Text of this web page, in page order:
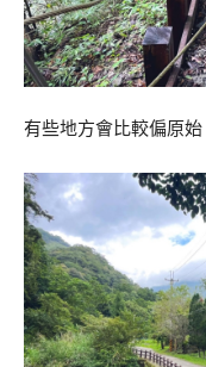
有些地方會比較偏原